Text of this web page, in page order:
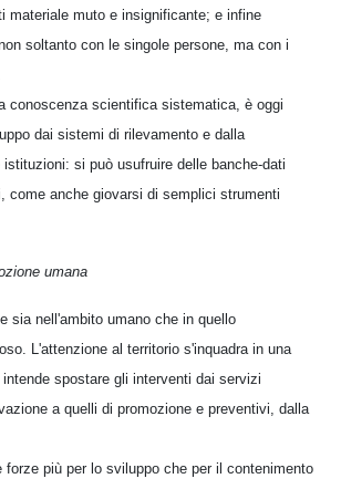
materiale muto e insignificante; e infine
soltanto con le singole persone, ma con i
conoscenza scientifica sistematica, è oggi
dai sistemi di rilevamento e dalla
si può usufruire delle banche-dati
come anche giovarsi di semplici strumenti
umana
sia nell'ambito umano che in quello
L'attenzione al territorio s'inquadra in una
spostare gli interventi dai servizi
a quelli di promozione e preventivi, dalla
forze più per lo sviluppo che per il contenimento